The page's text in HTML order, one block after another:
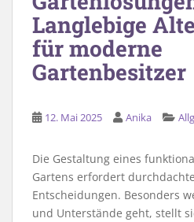
Langlebige
für moderne
Gartenbesitzer
12. Mai 2025 Anika
Die Gestaltung eines
Gartens erfordert durchdachte
Entscheidungen. Besonders
und Unterstände geht, stellt